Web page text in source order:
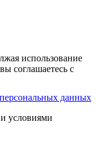
данных
использование
соглашаетесь с
условиями